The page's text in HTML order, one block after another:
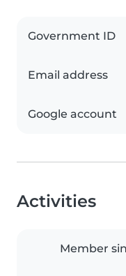
Government ID
Email address
Google account
Activities
Member